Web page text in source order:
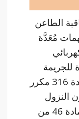
الطاعن
مُعَدَّة
للجريمة
التامة المنصوص عليها في المادة 316 مكرر
النزول
بالعقوبة إلى الحد الوارد في المادة 46 من